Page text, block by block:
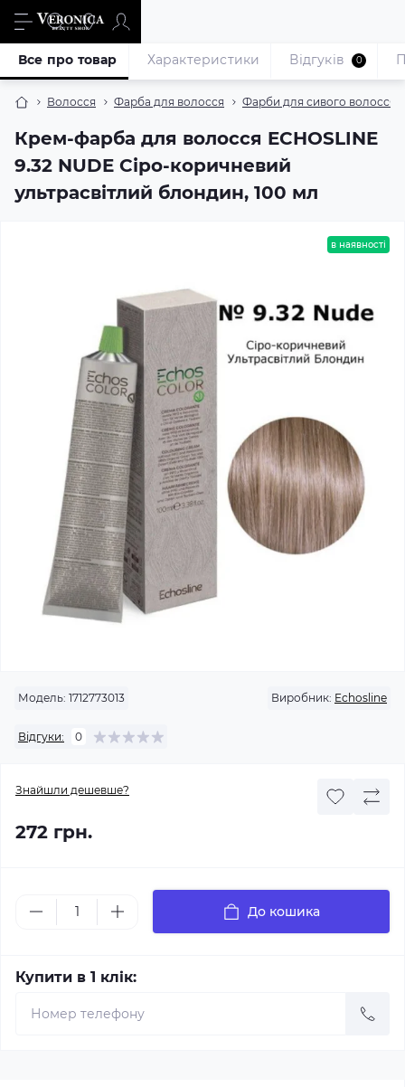
Волосся Фарба для волосся Фарби для сивого волосся
Крем-фарба для волосся ECHOSLINE
9.32 NUDE Сіро-коричневий
ультрасвітлий блондин, 100 мл
Все про товар Характеристики Відгуків 0
в наявності
Модель: 1712773013 Виробник: Echosline
Відгуки: 0
Знайшли дешевше?
272 грн.
До кошика
Купити в 1 клік: